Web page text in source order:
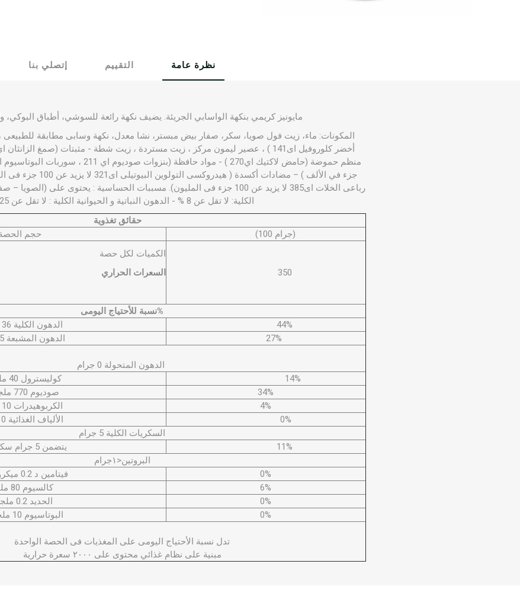
نظرة عامة التقييم إتصلي بنا
مايونيز كريمي بنكهة الواسابي الجريئة. يضيف نكهة رائعة للسوشي، أطباق البوكي،
المكونات: ماء، زيت فول صويا، سكر، صفار بيض مبستر، نشا معدل، نكهة وسابى مطابقة
جزء في الألف ) – مضادات
رباعى الخلات اى385 لا يزيد عن 100 جزء فى المليون). مسببات الحساسية : يحتوى على
الكلية: لا تقل عن 8 % - الدهون النباتية و الحيوانية الكلية : لا تقل عن 25 %
حقائق تغذوية
(جرام 100)
حجم
350
الكميات لكل حصة
السعرات الحراري
%نسبة للأحتياج اليومى
44%
الدهون الكلية 36 جرام
27%
الدهون المشبعة 5 جرام
الدهون المتحولة 0 جرام
14%
كوليسترول 40 ملجرام
34%
صوديوم 770 ملجرام
4%
الكربوهيدرات 10 جرام
0%
الألياف الغذائية 0 جرام
السكريات الكلية 5 جرام
11%
يتضمن 5 جرام سكر مضاف
البروتين<١جرام
0%
فيتامين د 0.2 ميكرو جرام
6%
كالسيوم 80 ملجرام
0%
الحديد 0.2 ملجرام
0%
البوتاسيوم 10 ملجرام
تدل نسبة الأحتياج اليومى على المغذيات فى الحصة الواحدة
مبنية على نظام غذائي محتوى على ۲۰۰۰ سعرة حرارية